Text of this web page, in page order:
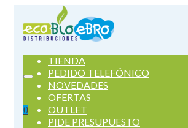
0
TIENDA
PEDIDO TELEFÓNICO
NOVEDADES
OFERTAS
OUTLET
PIDE PRESUPUESTO